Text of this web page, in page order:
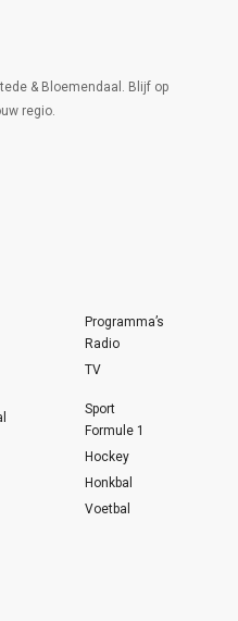
& Bloemendaal. Blijf op
regio.
Programma’s
Radio
TV
Sport
Formule 1
Hockey
Honkbal
Voetbal